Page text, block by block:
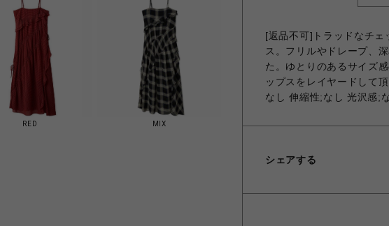
RED MIX
[返品不可]トラッドなチェ
ス。フリルやドレープ、
た。ゆとりのあるサイズ
ップスをレイヤードして
なし 伸縮性;なし 光沢感;
シェアする